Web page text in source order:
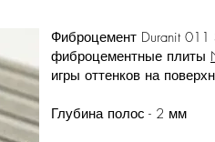
Фиброцемент Duranit
фиброцементные плиты
игры оттенков на
Глубина полос - 2 мм